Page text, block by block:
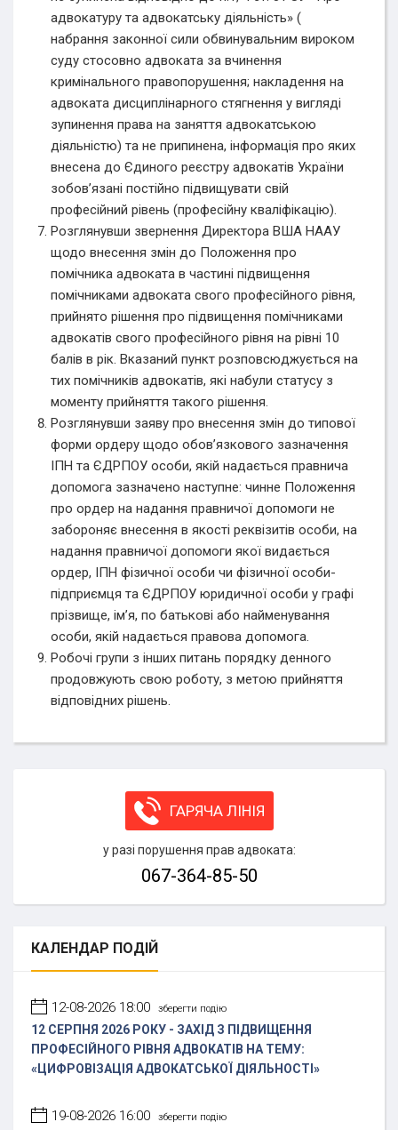
адвокатуру та адвокатську діяльність» (
набрання законної сили обвинувальним вироком
суду стосовно адвоката за вчинення
кримінального правопорушення; накладення на
адвоката дисциплінарного стягнення у вигляді
зупинення права на заняття адвокатською
діяльністю) та не припинена, інформація про яких
внесена до Єдиного реєстру адвокатів України
зобов’язані постійно підвищувати свій
професійний рівень (професійну кваліфікацію).
Розглянувши звернення Директора ВША НААУ
щодо внесення змін до Положення про
помічника адвоката в частині підвищення
помічниками адвоката свого професійного рівня,
прийнято рішення про підвищення помічниками
адвокатів свого професійного рівня на рівні 10
балів в рік. Вказаний пункт розповсюджується на
тих помічників адвокатів, які набули статусу з
моменту прийняття такого рішення.
Розглянувши заяву про внесення змін до типової
форми ордеру щодо обов’язкового зазначення
ІПН та ЄДРПОУ особи, якій надається правнича
допомога зазначено наступне: чинне Положення
про ордер на надання правничої допомоги не
забороняє внесення в якості реквізитів особи, на
надання правничої допомоги якої видається
ордер, ІПН фізичної особи чи фізичної особи-
підприємця та ЄДРПОУ юридичної особи у графі
прізвище, ім’я, по батькові або найменування
особи, якій надається правова допомога.
Робочі групи з інших питань порядку денного
продовжують свою роботу, з метою прийняття
відповідних рішень.
ГАРЯЧА ЛІНІЯ
у разі порушення прав адвоката:
067-364-85-50
КАЛЕНДАР ПОДІЙ
12-08-2026 18:00 зберегти подію
12 СЕРПНЯ 2026 РОКУ - ЗАХІД З ПІДВИЩЕННЯ
ПРОФЕСІЙНОГО РІВНЯ АДВОКАТІВ НА ТЕМУ:
«ЦИФРОВІЗАЦІЯ АДВОКАТСЬКОЇ ДІЯЛЬНОСТІ»
19-08-2026 16:00 зберегти подію